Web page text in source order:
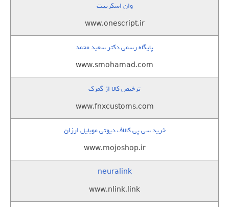
وان اسکریپت
www.onescript.ir
پایگاه رسمی دکتر سعید محمد
www.smohamad.com
ترخیص کالا از گمرک
www.fnxcustoms.com
خرید سی پی کالاف دیوتی موبایل ارزان
www.mojoshop.ir
neuralink
www.nlink.link